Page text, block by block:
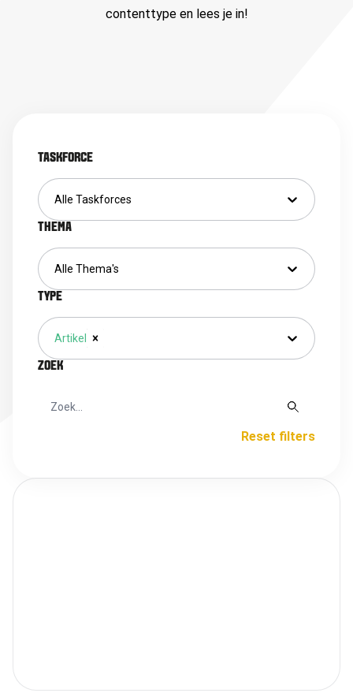
contenttype en lees je in!
TASKFORCE
Alle Taskforces
THEMA
Alle Thema's
TYPE
Artikel
ZOEK
Reset filters